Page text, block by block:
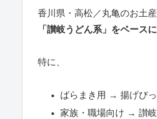
香川県・高松／丸亀のお土産
「讃岐うどん系」をベース
特に、
ばらまき用 → 揚げぴ
家族・職場向け → 讃